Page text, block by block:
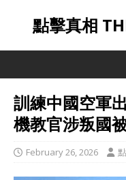
點擊真相
訓練中國空軍
機教官涉叛國
February 26, 2026